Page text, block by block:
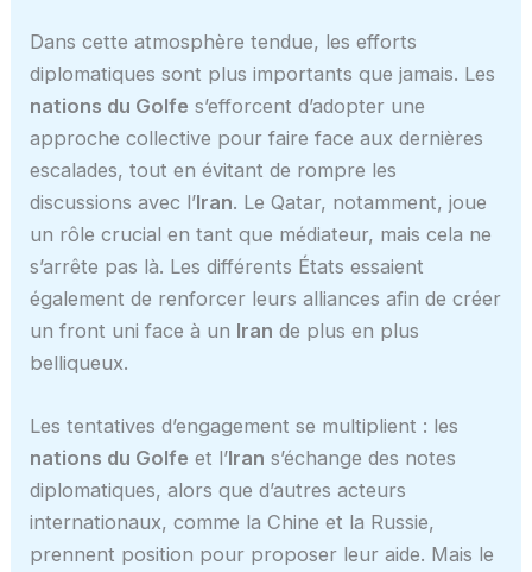
Dans cette atmosphère tendue, les efforts
diplomatiques sont plus importants que jamais. Les
nations du Golfe s’efforcent d’adopter une
approche collective pour faire face aux dernières
escalades, tout en évitant de rompre les
discussions avec l’Iran. Le Qatar, notamment, joue
un rôle crucial en tant que médiateur, mais cela ne
s’arrête pas là. Les différents États essaient
également de renforcer leurs alliances afin de créer
un front uni face à un Iran de plus en plus
belliqueux.
Les tentatives d’engagement se multiplient : les
nations du Golfe et l’Iran s’échange des notes
diplomatiques, alors que d’autres acteurs
internationaux, comme la Chine et la Russie,
prennent position pour proposer leur aide. Mais le